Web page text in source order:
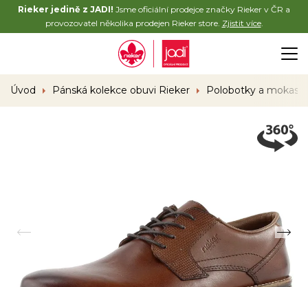
Rieker jedině z JADI! Jsme oficiální prodejce značky Rieker v ČR a
provozovatel několika prodejen Rieker store. Zjistit více.
Úvod Pánská kolekce obuvi Rieker Polobotky a